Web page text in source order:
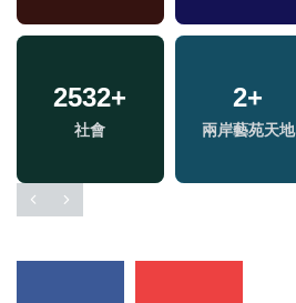
2532+
社會
2+
兩岸藝苑天地